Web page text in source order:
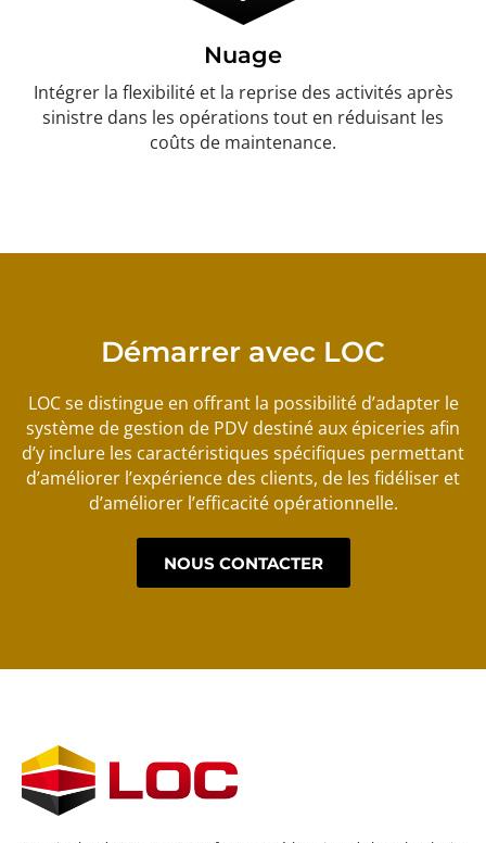
Nuage
Intégrer la flexibilité et la reprise des activités après
sinistre dans les opérations tout en réduisant les
coûts de maintenance.
Démarrer avec LOC
LOC se distingue en offrant la possibilité d’adapter le
système de gestion de PDV destiné aux épiceries afin
d’y inclure les caractéristiques spécifiques permettant
d’améliorer l’expérience des clients, de les fidéliser et
d’améliorer l’efficacité opérationnelle.
NOUS CONTACTER